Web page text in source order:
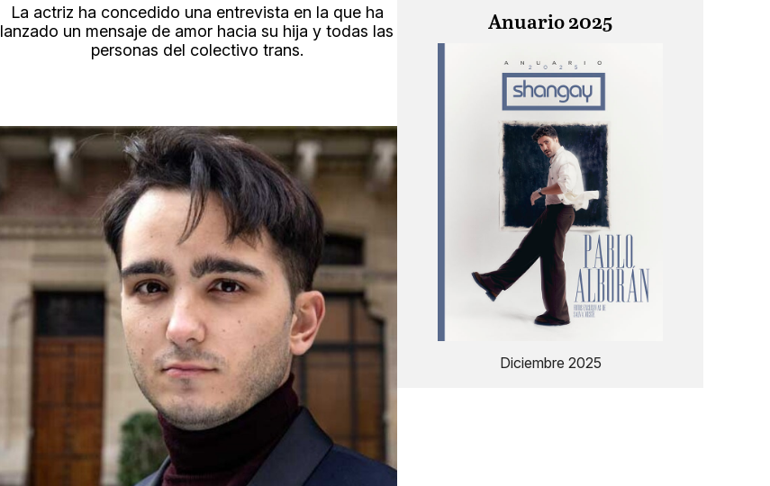
La actriz ha concedido una entrevista en la que ha
lanzado un mensaje de amor hacia su hija y todas las
personas del colectivo trans.
Anuario 2025
Diciembre 2025